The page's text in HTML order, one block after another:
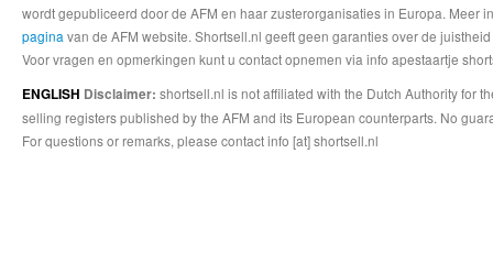
wordt gepubliceerd door de AFM en haar zusterorganisaties in Europa.
pagina van de AFM website. Shortsell.nl geeft geen garanties over de
Voor vragen en opmerkingen kunt u contact opnemen via info apestaartje
ENGLISH Disclaimer: shortsell.nl is not affiliated with the Dutch Authority for
selling registers published by the AFM and its European counterparts. No
For questions or remarks, please contact info [at] shortsell.nl